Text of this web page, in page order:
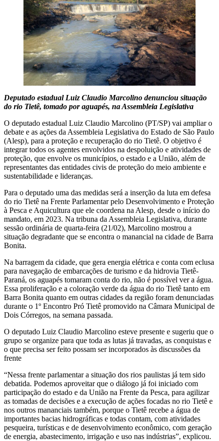
Deputado estadual Luiz Claudio Marcolino denunciou situação
do rio Tietê, tomado por aguapés, na Assembleia Legislativa
O deputado estadual Luiz Claudio Marcolino (PT/SP) vai ampliar o
debate e as ações da Assembleia Legislativa do Estado de São Paulo
(Alesp), para a proteção e recuperação do rio Tietê. O objetivo é
integrar todos os agentes envolvidos na despoluição e atividades de
proteção, que envolve os municípios, o estado e a União, além de
representantes das entidades civis de proteção do meio ambiente e
sustentabilidade e lideranças.
Para o deputado uma das medidas será a inserção da luta em defesa
do rio Tietê na Frente Parlamentar pelo Desenvolvimento e Proteção
à Pesca e Aquicultura que ele coordena na Alesp, desde o início do
mandato, em 2023. Na tribuna da Assembleia Legislativa, durante
sessão ordinária de quarta-feira (21/02), Marcolino mostrou a
situação degradante que se encontra o manancial na cidade de Barra
Bonita.
Na barragem da cidade, que gera energia elétrica e conta com eclusa
para navegação de embarcações de turismo e da hidrovia Tietê-
Paraná, os aguapés tomaram conta do rio, não é possível ver a água.
Essa proliferação e a coloração verde da água do rio Tietê tanto em
Barra Bonita quanto em outras cidades da região foram denunciadas
durante o 1º Encontro Pró Tietê promovido na Câmara Municipal de
Dois Córregos, na semana passada.
O deputado Luiz Claudio Marcolino esteve presente e sugeriu que o
grupo se organize para que toda as lutas já travadas, as conquistas e
o que precisa ser feito possam ser incorporados às discussões da
frente
“Nessa frente parlamentar a situação dos rios paulistas já tem sido
debatida. Podemos aproveitar que o diálogo já foi iniciado com
participação do estado e da União na Frente da Pesca, para agilizar
as tomadas de decisões e a execução de ações focadas no rio Tietê e
nos outros mananciais também, porque o Tietê recebe a água de
importantes bacias hidrográficas e todas contam, com atividades
pesqueira, turísticas e de desenvolvimento econômico, com geração
de energia, abastecimento, irrigação e uso nas indústrias”, explicou.